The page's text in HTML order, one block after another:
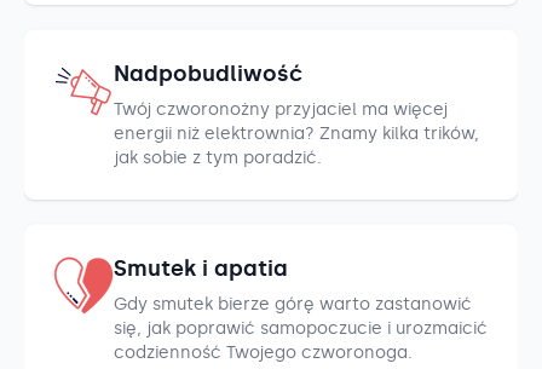
Nadpobudliwość
Twój czworonożny przyjaciel ma więcej
energii niż elektrownia? Znamy kilka trików,
jak sobie z tym poradzić.
Smutek i apatia
Gdy smutek bierze górę warto zastanowić
się, jak poprawić samopoczucie i urozmaicić
codzienność Twojego czworonoga.